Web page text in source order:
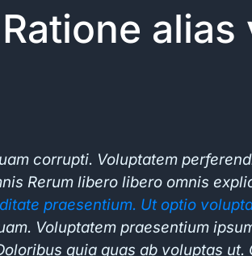
corrupti. Voluptatem
Rerum libero libero omnis
praesentium. Ut optio
Voluptatem praesentium
quia quas ab voluptas